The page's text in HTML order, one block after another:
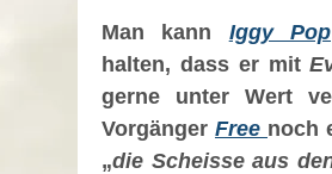
Man kann Iggy Pop
halten, dass er mit
gerne unter Wert
Vorgänger Free noch
„die Scheisse aus